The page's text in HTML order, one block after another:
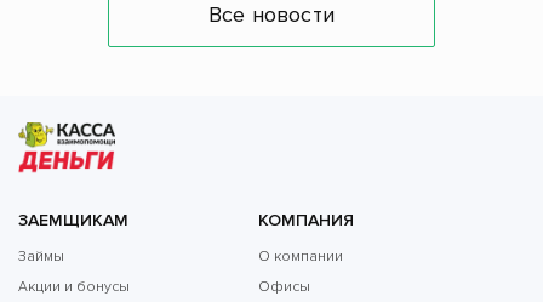
Все новости
ЗАЕМЩИКАМ
Займы
Акции и бонусы
КОМПАНИЯ
О компании
Офисы